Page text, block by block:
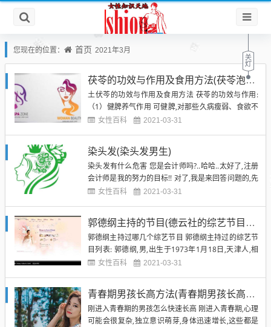
您现在的位置： 首页 2021年3月
茯苓的功效与作用及食用方法(茯苓泡水喝的方法如下)
土伏芩的功效与作用及食用方法 茯苓的功效与作用:
（1）健脾养气作用 可健脾,对那些久病瘦弱、食欲不
振或兼有体倦乏力、腹泻的气虚脾弱病人有扶脾益气
（2）抗肿瘤作用 茯苓中的主要成分为茯苓聚糖含量
很高...
女性百科 2021-03-31
染头发(染头发男生)
染头发有什么危害 您是会计师吗?..哈哈..太好了,注册
会计师是我的努力的目标!! 对了,我是来回答问题的,先
说一下... 染发的的东西,是化学品,染过头发的都知道,
长期染发会提高患皮肤癌的几率..因...
女性百科 2021-03-31
郭德纲主持的节目(德云社的综艺节目都有哪些)
郭德纲主持过哪几个综艺节目 郭德纲主持过的综艺节
目列表: 郭德纲,男,出生于1973年1月18日,天津人,相
声演员,电视、电影演员及电视节目主持人. 1979年投
剧、评剧、河北梆子等剧种,辗转梨园多年...
女性百科 2021-03-31
青春期男孩长高方法(青春期男孩长高突增期)
刚进入青春期的男孩怎么快速长高 刚进入青春期,心理
可能会很复杂,独立意识萌芽,身体迅速增长,这些都是